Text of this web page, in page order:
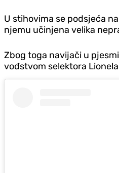
U stihovima se podsjeća
njemu učinjena velika
Zbog toga navijači u
vođstvom selektora